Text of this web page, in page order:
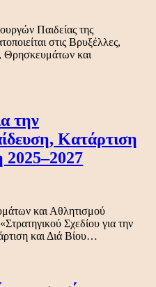
Παιδείας της
στις Βρυξέλλες,
Θρησκευμάτων και
την
Κατάρτιση
2025–2027
και Αθλητισμού
Σχεδίου για την
και Διά Βίου…